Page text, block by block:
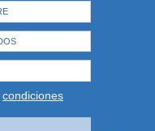
condiciones